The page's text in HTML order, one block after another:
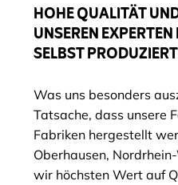
HOHE QUALITÄT
UNSEREN
SELBST PRODUZIERT
Was uns besonders
Tatsache, dass unsere
Fabriken hergestellt
Oberhausen,
wir höchsten Wert auf